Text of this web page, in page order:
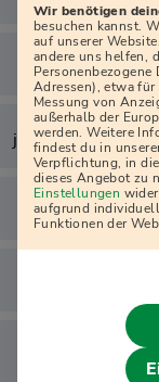
j
Wir benötigen
besuchen kannst.
auf unserer
andere uns helfen,
Personenbezogene
Adressen), etwa
Messung von
außerhalb der
werden. Weitere
findest du in
Verpflichtung, in
dieses Angebot zu
Einstellungen
aufgrund
Funktionen der